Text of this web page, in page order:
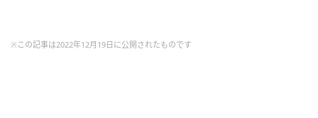
※この記事は2022年12月19日に公開されたものです